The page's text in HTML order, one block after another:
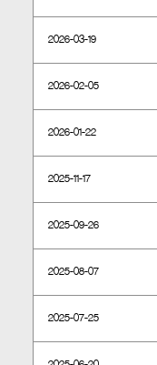
2026-03-19
2026-02-05
2026-01-22
2025-11-17
2025-09-26
2025-08-07
2025-07-25